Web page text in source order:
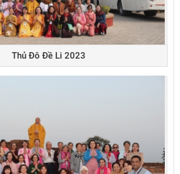
Thủ Đô Đề Li 2023